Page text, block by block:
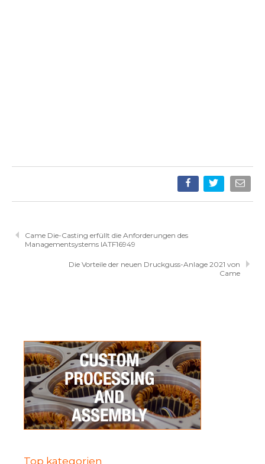
Came Die-Casting erfüllt die Anforderungen des
Managementsystems IATF16949
Die Vorteile der neuen Druckguss-Anlage 2021 von
Came
Top kategorien